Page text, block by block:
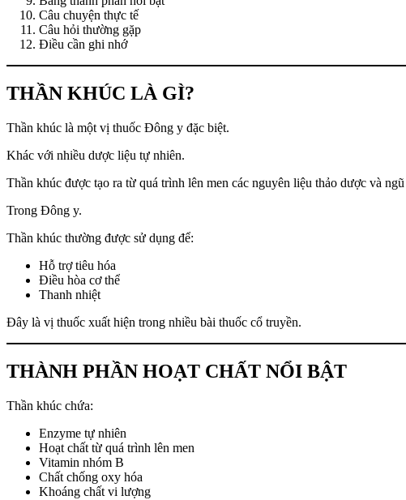
Câu chuyện thực tế
Câu hỏi thường gặp
Điều cần ghi nhớ
THẦN KHÚC LÀ GÌ?
Thần khúc là một vị thuốc Đông y đặc biệt.
Khác với nhiều dược liệu tự nhiên.
Thần khúc được tạo ra từ quá trình lên men các nguyên liệu thảo dược và ngũ
Trong Đông y.
Thần khúc thường được sử dụng để:
Hỗ trợ tiêu hóa
Điều hòa cơ thể
Thanh nhiệt
Đây là vị thuốc xuất hiện trong nhiều bài thuốc cổ truyền.
THÀNH PHẦN HOẠT CHẤT NỔI BẬT
Thần khúc chứa:
Enzyme tự nhiên
Hoạt chất từ quá trình lên men
Vitamin nhóm B
Chất chống oxy hóa
Khoáng chất vi lượng